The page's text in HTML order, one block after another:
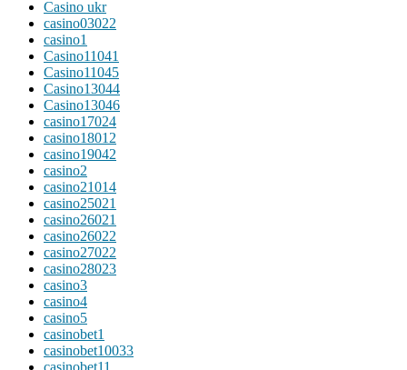
Casino ukr
casino03022
casino1
Casino11041
Casino11045
Casino13044
Casino13046
casino17024
casino18012
casino19042
casino2
casino21014
casino25021
casino26021
casino26022
casino27022
casino28023
casino3
casino4
casino5
casinobet1
casinobet10033